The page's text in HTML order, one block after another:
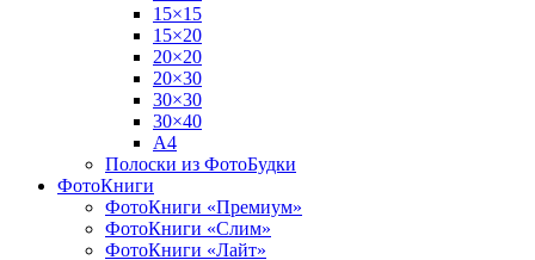
15×15
15×20
20×20
20×30
30×30
30×40
A4
Полоски из ФотоБудки
ФотоКниги
ФотоКниги «Премиум»
ФотоКниги «Слим»
ФотоКниги «Лайт»